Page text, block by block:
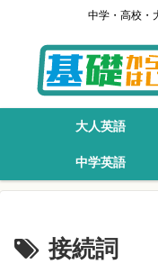
中学・高校・
大人英語
中学英語
接続詞